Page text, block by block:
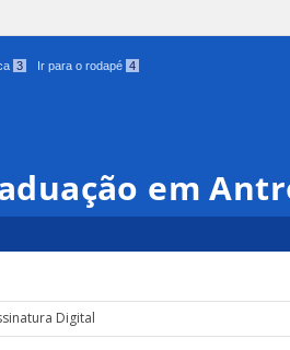
3 Ir para o rodapé 4
em
Digital